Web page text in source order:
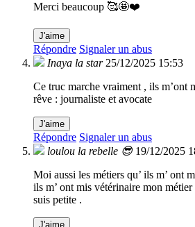
Merci beaucoup 🥰🤩❤️
J'aime
Répondre Signaler un abus
Inaya la star 25/12/2025 15:53
Ce truc marche vraiment , ils m’ont
rêve : journaliste et avocate
J'aime
Répondre Signaler un abus
loulou la rebelle 😎 19/12/2025
Moi aussi les métiers qu’ ils m’ ont
ils m’ ont mis vétérinaire mon
suis petite .
J'aime